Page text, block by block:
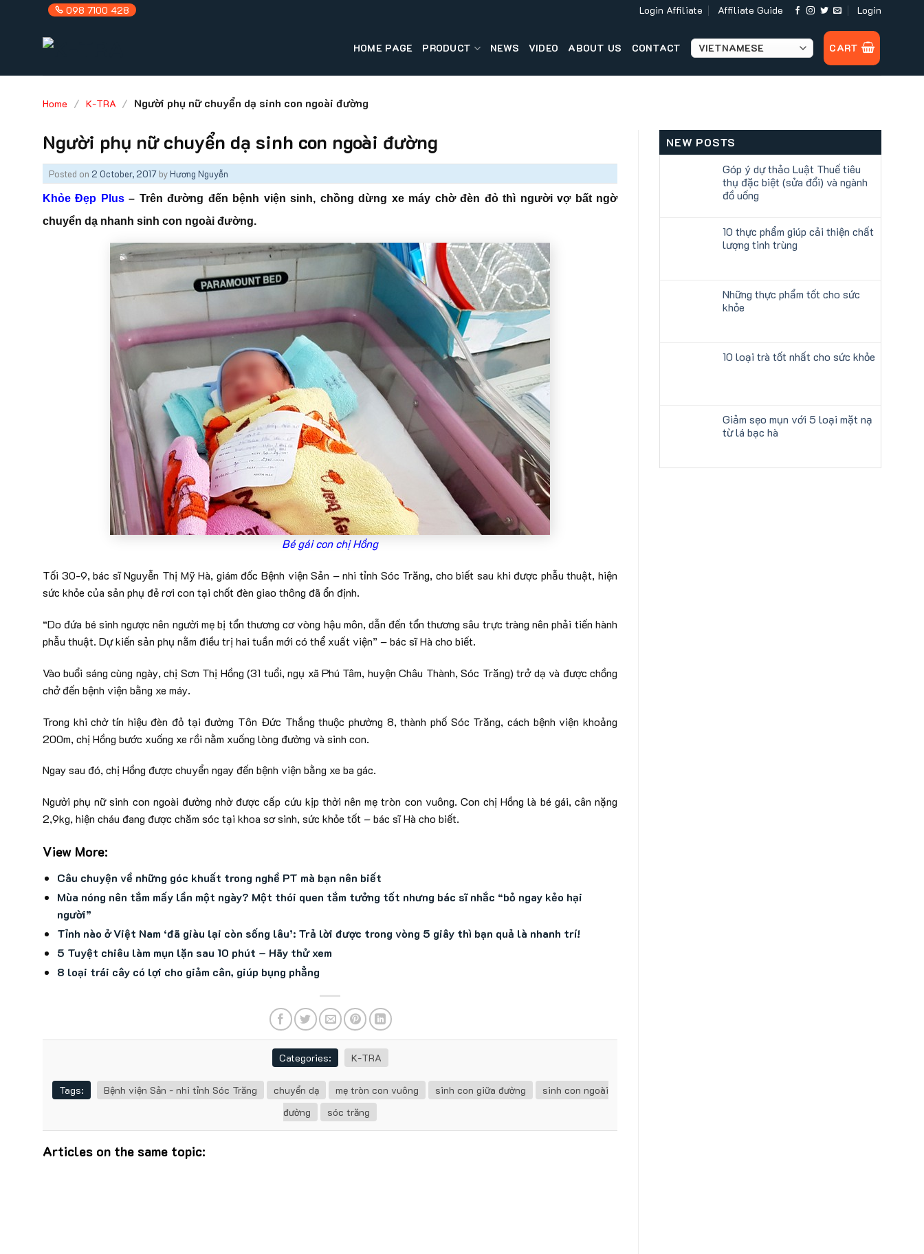
098 7100 428 Login Affiliate Affiliate Guide Login
HOME PAGE PRODUCT NEWS VIDEO ABOUT US CONTACT CART
Home / K-TRA / Người phụ nữ chuyển dạ sinh con ngoài đường
Người phụ nữ chuyển dạ sinh con ngoài đường
Posted on 2 October, 2017 byHương Nguyễn
Khỏe Đẹp Plus – Trên đường đến bệnh viện sinh, chồng dừng xe máy chờ đèn đỏ thì người vợ bất ngờ
chuyển dạ nhanh sinh con ngoài đường.
Bé gái con chị Hồng
Tối 30-9, bác sĩ Nguyễn Thị Mỹ Hà, giám đốc Bệnh viện Sản – nhi tỉnh Sóc Trăng, cho biết sau khi được phẫu thuật, hiện
sức khỏe của sản phụ đẻ rơi con tại chốt đèn giao thông đã ổn định.
“Do đứa bé sinh ngược nên người mẹ bị tổn thương cơ vòng hậu môn, dẫn đến tổn thương sâu trực tràng nên phải tiến hành
phẫu thuật. Dự kiến sản phụ nằm điều trị hai tuần mới có thể xuất viện” – bác sĩ Hà cho biết.
Vào buổi sáng cùng ngày, chị Sơn Thị Hồng (31 tuổi, ngụ xã Phú Tâm, huyện Châu Thành, Sóc Trăng) trở dạ và được chồng
chở đến bệnh viện bằng xe máy.
Trong khi chờ tín hiệu đèn đỏ tại đường Tôn Đức Thắng thuộc phường 8, thành phố Sóc Trăng, cách bệnh viện khoảng
200m, chị Hồng bước xuống xe rồi nằm xuống lòng đường và sinh con.
Ngay sau đó, chị Hồng được chuyển ngay đến bệnh viện bằng xe ba gác.
Người phụ nữ sinh con ngoài đường nhờ được cấp cứu kịp thời nên mẹ tròn con vuông. Con chị Hồng là bé gái, cân nặng
2,9kg, hiện cháu đang được chăm sóc tại khoa sơ sinh, sức khỏe tốt – bác sĩ Hà cho biết.
View More:
Câu chuyện về những góc khuất trong nghề PT mà bạn nên biết
Mùa nóng nên tắm mấy lần một ngày? Một thói quen tắm tưởng tốt nhưng bác sĩ nhắc “bỏ ngay kẻo hại
người”
Tỉnh nào ở Việt Nam ‘đã giàu lại còn sống lâu’: Trả lời được trong vòng 5 giây thì bạn quả là nhanh trí!
5 Tuyệt chiêu làm mụn lặn sau 10 phút – Hãy thử xem
8 loại trái cây có lợi cho giảm cân, giúp bụng phẳng
Categories: K-TRA
Tags: Bệnh viện Sản - nhi tỉnh Sóc Trăng chuyển dạ mẹ tròn con vuông sinh con giữa đường
sinh con ngoài
đường
sóc trăng
Articles on the same topic:
NEW POSTS
Góp ý dự thảo Luật Thuế tiêu
thụ đặc biệt (sửa đổi) và ngành
đồ uống
10 thực phẩm giúp cải thiện chất
lượng tinh trùng
Những thực phẩm tốt cho sức
khỏe
10 loại trà tốt nhất cho sức khỏe
Giảm sẹo mụn với 5 loại mặt nạ
từ lá bạc hà